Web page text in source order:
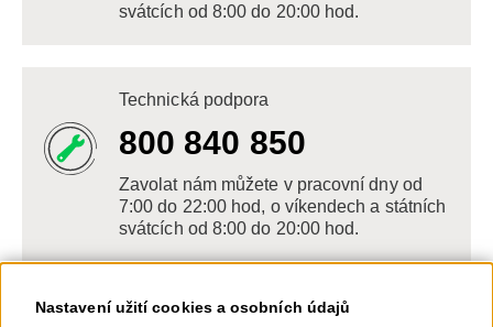
Nastavení užití cookies a osobních údajů
svátcích od 8:00 do 20:00 hod.
Technická podpora
800 840 850
Zavolat nám můžete v pracovní dny od
7:00 do 22:00 hod, o víkendech a státních
svátcích od 8:00 do 20:00 hod.
Napište nám